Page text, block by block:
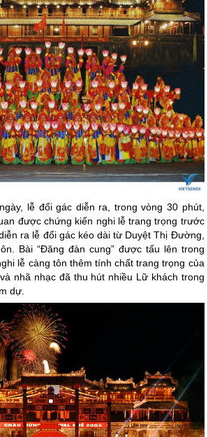
lễ đổi gác diễn ra, trong vòng 30 phút,
được chứng kiến nghi lễ trang trọng trước
ra lễ đổi gác kéo dài từ Duyệt Thị Đường,
Bài “Đăng đàn cung” được tấu lên trong
lễ càng tôn thêm tính chất trang trọng của
nhã nhạc đã thu hút nhiều Lữ khách trong
dự.